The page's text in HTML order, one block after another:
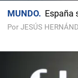
MUNDO España
Por JESÚS